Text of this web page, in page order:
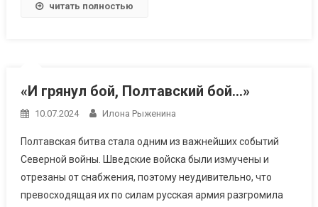
читать полностью
«И грянул бой, Полтавский бой…»
10.07.2024 Илона Рыженина
Полтавская битва стала одним из важнейших событий
Северной войны. Шведские войска были измучены и
отрезаны от снабжения, поэтому неудивительно, что
превосходящая их по силам русская армия разгромила